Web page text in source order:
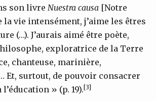
son livre Nuestra causa [Notre
la vie intensément, j’aime les êtres
(…). J’aurais aimé être poète,
exploratrice de la Terre
chanteuse, marinière,
Et, surtout, de pouvoir consacrer
» (p. 19).[3]